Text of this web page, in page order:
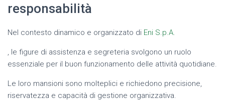
responsabilità
Nel contesto dinamico e organizzato di Eni S.p.A.
, le figure di assistenza e segreteria svolgono un ruolo
essenziale per il buon funzionamento delle attività quotidiane.
Le loro mansioni sono molteplici e richiedono precisione,
riservatezza e capacità di gestione organizzativa.